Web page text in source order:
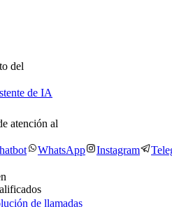
del
de IA
atención al
WhatsApp Instagram
de llamadas